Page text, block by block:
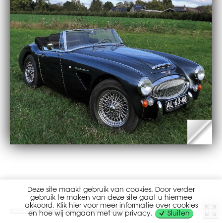
Deze site maakt gebruik van cookies. Door verder
gebruik te maken van deze site gaat u hiermee
akkoord. Klik hier voor meer informatie over cookies
en hoe wij omgaan met uw privacy.
Sluiten